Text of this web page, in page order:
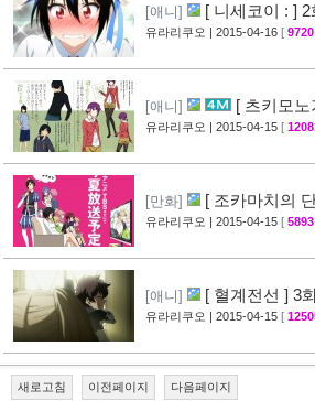
[애니]
[ 니세코이 : ]
개 [31]
유라리쿠오 | 2015-04-16 [ 9720
[애니]
[ 츠키모노
특전 일러스트 공개
[35]
유라리쿠오 | 2015-04-15 [
[만화]
[ 조카마치의
결정 [24]
유라리쿠오 | 2015-04-15 [ 5893
[애니]
[ 혈계전선 ] 3
CM 영상 공개 [20]
유라리쿠오 | 2015-04-15 [
새로고침 이전페이지 다음페이지